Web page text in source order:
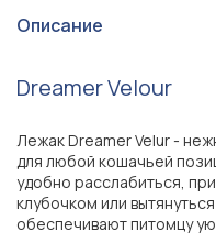
Описание
Dreamer Velour
Лежак Dreamer Velur -
для любой кошачьей
удобно расслабиться,
клубочком или
обеспечивают питомцу